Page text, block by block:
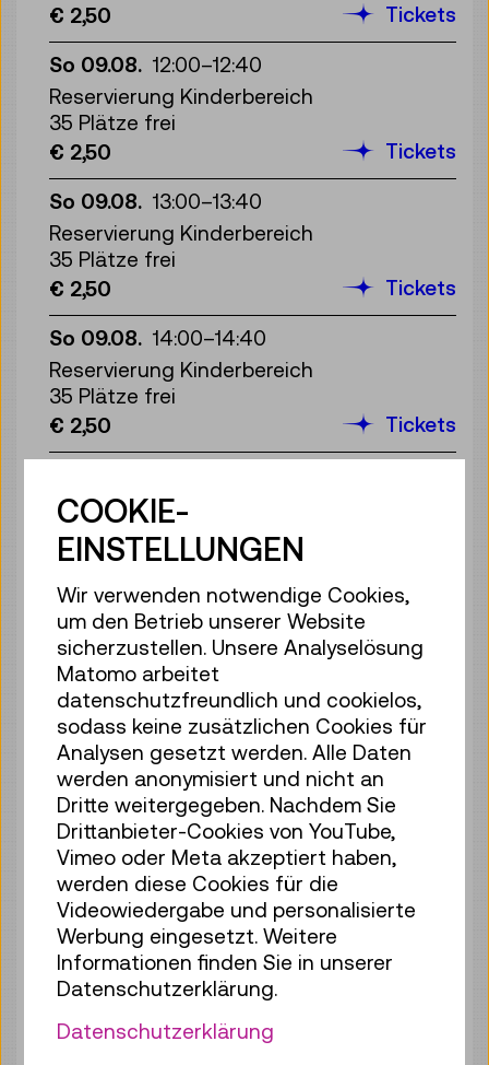
€ 2,50
Tickets
So 09.08. 12:00–12:40
Reservierung Kinderbereich
35 Plätze frei
€ 2,50
Tickets
So 09.08. 13:00–13:40
Reservierung Kinderbereich
35 Plätze frei
€ 2,50
Tickets
So 09.08. 14:00–14:40
Reservierung Kinderbereich
35 Plätze frei
€ 2,50
Tickets
Reservierung Kinderbereich
35 Plätze frei
€ 2,50
So 09.08. 16:00 – 16:40
Reservierung Kinderbereich
32 Plätze frei
€ 2,50
Tickets
So 09.08. 17:00–17:40
Reservierung Kinderbereich
35 Plätze frei
€ 2,50
Tickets
Mo 10.08. 11:00–11:40
Reservierung Kinderbereich
35 Plätze frei
€ 2,50
Tickets
Mo 10.08. 12:00 – 12:40
COOKIE-
EINSTELLUNGEN
Wir verwenden notwendige Cookies,
um den Betrieb unserer Website
sicherzustellen. Unsere Analyselösung
Matomo arbeitet
datenschutzfreundlich und cookielos,
sodass keine zusätzlichen Cookies für
Analysen gesetzt werden. Alle Daten
werden anonymisiert und nicht an
Dritte weitergegeben. Nachdem Sie
Drittanbieter-Cookies von YouTube,
Vimeo oder Meta akzeptiert haben,
werden diese Cookies für die
Videowiedergabe und personalisierte
Werbung eingesetzt. Weitere
Informationen finden Sie in unserer
Datenschutzerklärung.
Datenschutzerklärung